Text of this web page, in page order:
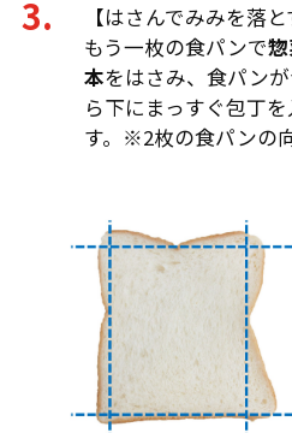
【はさんでみみを落と
もう一枚の食パンで
本をはさみ、食パン
ら下にまっすぐ包丁
す。※2枚の食パンの